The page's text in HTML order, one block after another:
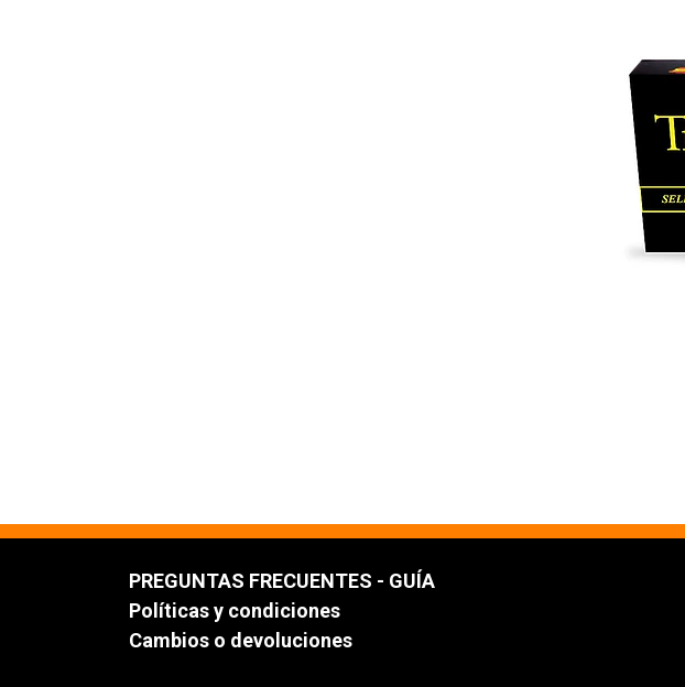
PREGUNTAS FRECUENTES - GUÍA
Políticas y condiciones
Cambios o devoluciones